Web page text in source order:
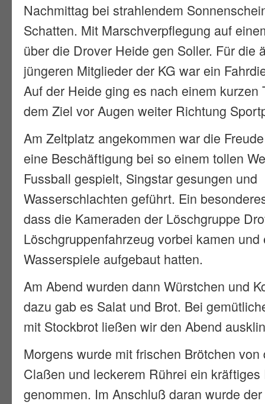
Nachmittag bei strahlendem
Schatten. Mit Marschverpflegung auf
über die Drover Heide gen Soller. Für die
jüngeren Mitglieder der KG war ein
Auf der Heide ging es nach einem kurzen
dem Ziel vor Augen weiter Richtung
Am Zeltplatz angekommen war die
eine Beschäftigung bei so einem tollen
Fussball gespielt, Singstar gesungen und
Wasserschlachten geführt. Ein
dass die Kameraden der Löschgruppe
Löschgruppenfahrzeug vorbei kamen und
Wasserspiele aufgebaut hatten.
Am Abend wurden dann Würstchen und
dazu gab es Salat und Brot. Bei
mit Stockbrot ließen wir den Abend
Morgens wurde mit frischen Brötchen von
Claßen und leckerem Rührei ein
genommen. Im Anschluß daran wurde